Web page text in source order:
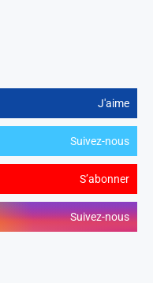
J'aime
Suivez-nous
S’abonner
Suivez-nous